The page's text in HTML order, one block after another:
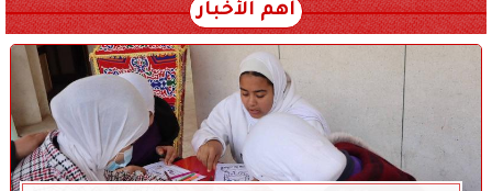
أهم الأخبار